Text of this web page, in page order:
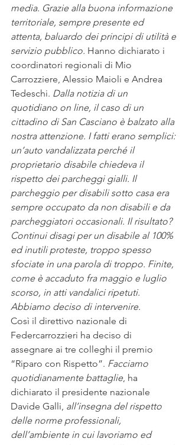
media. Grazie alla buona informazione
territoriale, sempre presente ed
attenta, baluardo dei principi di utilità e
servizio pubblico. Hanno dichiarato i
coordinatori regionali di Mio
Carrozziere, Alessio Maioli e Andrea
Tedeschi. Dalla notizia di un
quotidiano on line, il caso di un
cittadino di San Casciano è balzato alla
nostra attenzione. I fatti erano semplici:
un’auto vandalizzata perché il
proprietario disabile chiedeva il
rispetto dei parcheggi gialli. Il
parcheggio per disabili sotto casa era
sempre occupato da non disabili e da
parcheggiatori occasionali. Il risultato?
Continui disagi per un disabile al 100%
ed inutili proteste, troppo spesso
sfociate in una parola di troppo. Finite,
come è accaduto fra maggio e luglio
scorso, in atti vandalici ripetuti.
Abbiamo deciso di intervenire.
Così il direttivo nazionale di
Federcarrozzieri ha deciso di
assegnare ai tre colleghi il premio
“Riparo con Rispetto”. Facciamo
quotidianamente battaglie, ha
dichiarato il presidente nazionale
Davide Galli, all’insegna del rispetto
delle norme professionali,
dell’ambiente in cui lavoriamo ed